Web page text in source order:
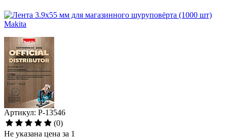
Артикул: P-13546
(0)
Не указана цена за 1